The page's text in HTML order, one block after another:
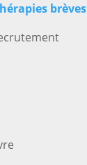
brèves